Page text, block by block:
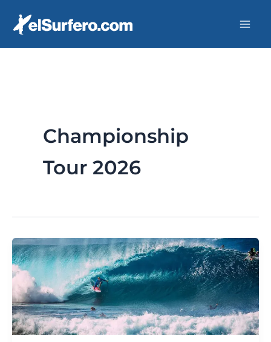
Championship
Tour 2026